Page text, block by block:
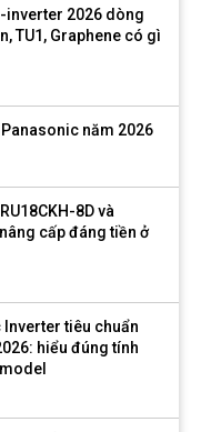
inverter 2026 dòng
TU1, Graphene có gì
năm 2026
8D và
cấp đáng tiền ở
tiêu chuẩn
hiểu đúng tính